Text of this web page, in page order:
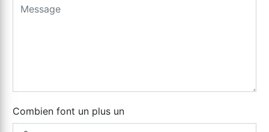
Combien font un plus un